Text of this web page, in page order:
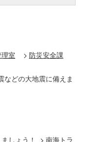
室 防災安全課
などの大地震に備えま
しょう！ 南海トラ